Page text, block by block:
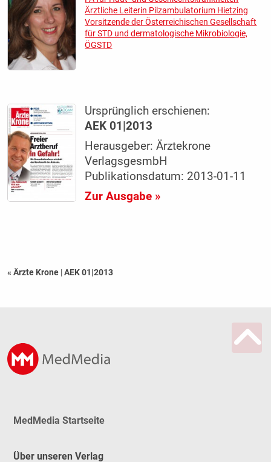
Ärztliche Leiterin Pilzambulatorium Hietzing
Vorsitzende der Österreichischen Gesellschaft
für STD und dermatologische Mikrobiologie,
ÖGSTD
Ursprünglich erschienen:
AEK 01|2013
Herausgeber: Ärztekrone
VerlagsgesmbH
Publikationsdatum: 2013-01-11
Zur Ausgabe »
« Ärzte Krone |AEK 01|2013
MedMedia Startseite
Über unseren Verlag